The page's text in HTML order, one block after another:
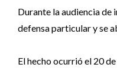
Durante la audiencia
defensa particular y se
El hecho ocurrió el 20